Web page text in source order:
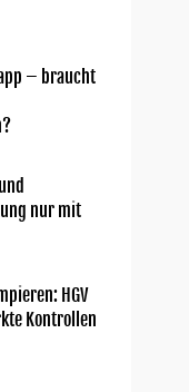
– braucht
nur mit
HGV
Kontrollen